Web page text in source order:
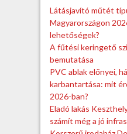
Látásjavító műtét
Magyarországon
lehetőségek?
A fűtési keringető
bemutatása
PVC ablak előnyei,
karbantartása: mit
2026-ban?
Eladó lakás
számít még a jó